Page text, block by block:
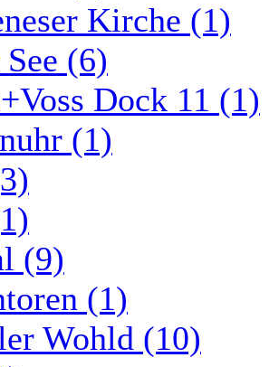
Kirche (1)
(6)
Dock 11 (1)
(1)
(9)
(1)
Wohld (10)